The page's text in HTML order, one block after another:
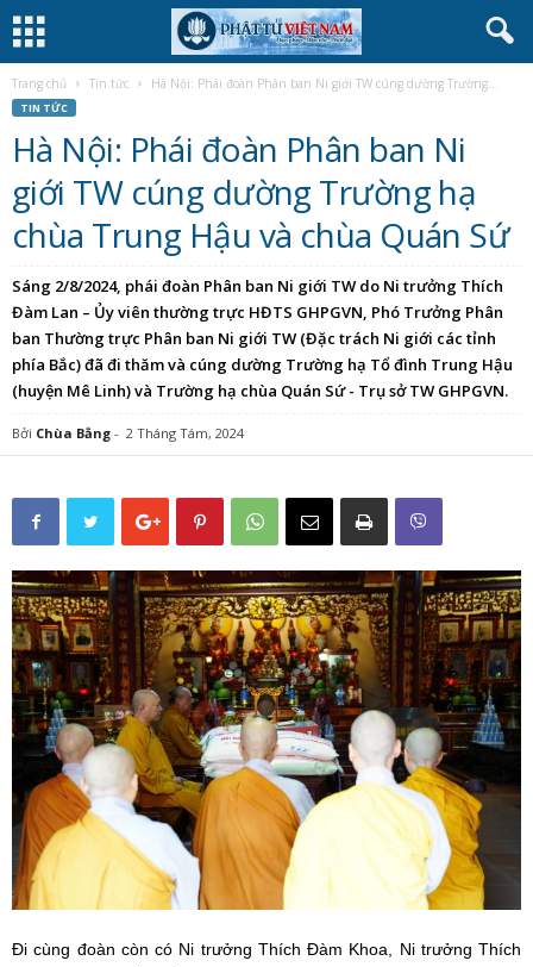
Trang chủ Tin tức Hà Nội: Phái đoàn Phân ban Ni giới TW cúng dường Trường...
TIN TỨC
Hà Nội: Phái đoàn Phân ban Ni
giới TW cúng dường Trường hạ
chùa Trung Hậu và chùa Quán Sứ
Sáng 2/8/2024, phái đoàn Phân ban Ni giới TW do Ni trưởng Thích
Đàm Lan – Ủy viên thường trực HĐTS GHPGVN, Phó Trưởng Phân
ban Thường trực Phân ban Ni giới TW (Đặc trách Ni giới các tỉnh
phía Bắc) đã đi thăm và cúng dường Trường hạ Tổ đình Trung Hậu
(huyện Mê Linh) và Trường hạ chùa Quán Sứ - Trụ sở TW GHPGVN.
Bởi Chùa Bằng - 2 Tháng Tám, 2024
Đi cùng đoàn còn có Ni trưởng Thích Đàm Khoa, Ni trưởng Thích